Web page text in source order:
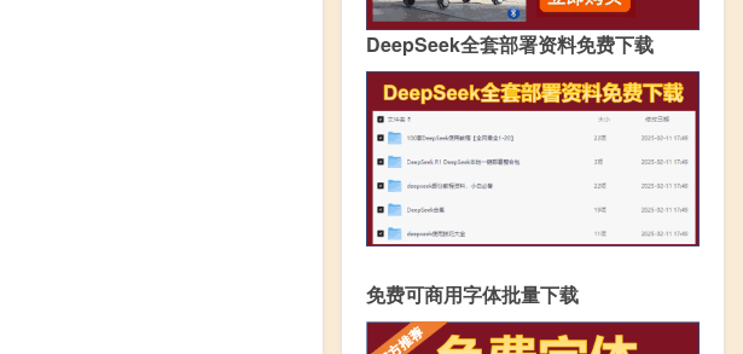
DeepSeek全套部署资料免费下载
免费可商用字体批量下载